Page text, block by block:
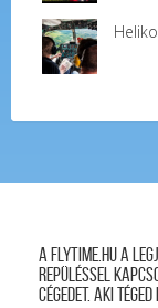
A FLYTIME.HU a
repüléssel
cégedet. Aki